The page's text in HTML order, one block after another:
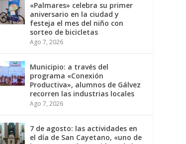
«Palmares» celebra su primer
aniversario en la ciudad y
festeja el mes del niño con
sorteo de bicicletas
Ago 7, 2026
Municipio: a través del
programa «Conexión
Productiva», alumnos de Gálvez
recorren las industrias locales
Ago 7, 2026
7 de agosto: las actividades en
el día de San Cayetano, «uno de